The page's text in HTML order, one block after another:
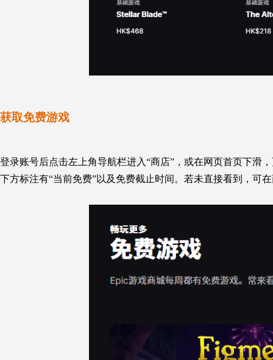
获取免费游戏
登录账号后点击左上角导航栏进入“商店”，或在网页首页下滑 ，
下方标注有“当前免费”以及免费截止时间 。 若未直接看到，可在